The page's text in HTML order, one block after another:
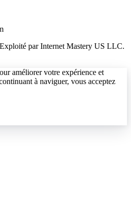
par Internet Mastery US LLC.
améliorer votre expérience et
à naviguer, vous acceptez